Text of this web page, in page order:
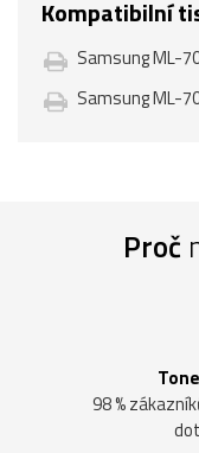
Kompatibilní
Samsung ML-
Samsung ML-
Proč
98 %